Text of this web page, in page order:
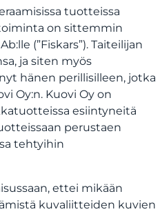
tuotteissa
on sittemmin
(”Fiskars”). Taiteilijan
ja siten myös
hänen perillisilleen, jotka
Oy:n. Kuovi Oy on
esiintyneitä
perustaen
tehtyihin
ettei mikään
kuvaliitteiden kuvien